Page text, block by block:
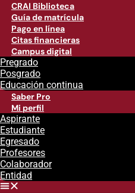
CRAI Biblioteca
Guía de matrícula
Pago en línea
Citas financieras
Campus digital
Pregrado
Posgrado
Educación continua
Saber Pro
Mi perfil
Aspirante
Estudiante
Egresado
Profesores
Colaborador
Entidad